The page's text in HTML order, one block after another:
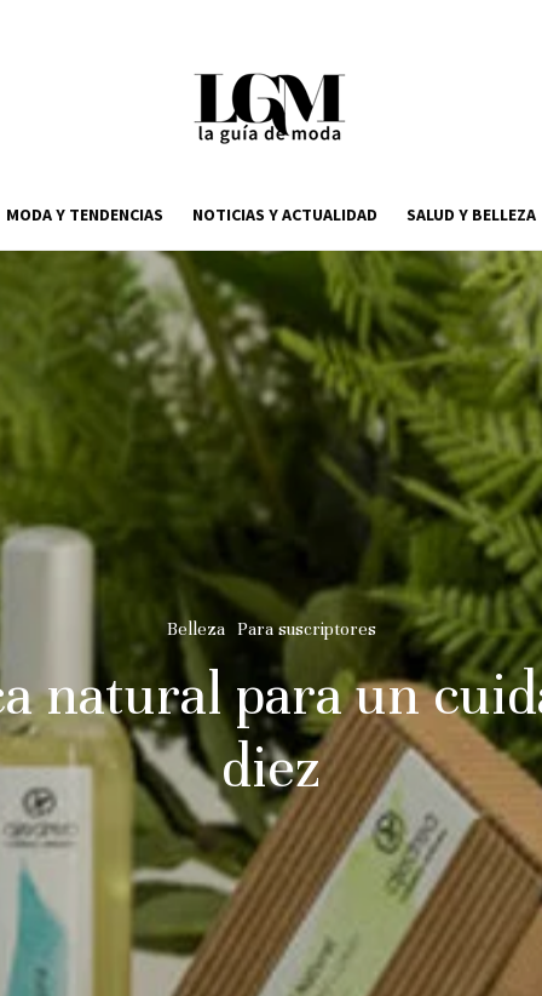
MODA Y TENDENCIAS NOTICIAS Y ACTUALIDAD SALUD Y BELLEZA
Belleza Para suscriptores
natural para un
diez